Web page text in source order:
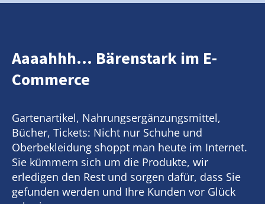
Aaaahhh... Bärenstark im E-
Commerce
Gartenartikel, Nahrungsergänzungsmittel,
Bücher, Tickets: Nicht nur Schuhe und
Oberbekleidung shoppt man heute im Internet.
Sie kümmern sich um die Produkte, wir
erledigen den Rest und sorgen dafür, dass Sie
gefunden werden und Ihre Kunden vor Glück